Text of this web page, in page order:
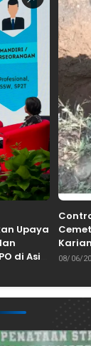
Upaya
di Asia
08/06/